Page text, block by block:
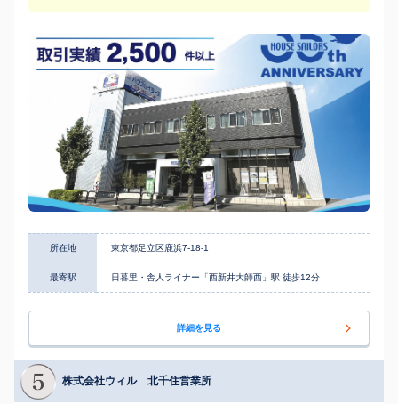
所在地 東京都足立区鹿浜7-18-1
最寄駅 日暮里・舎人ライナー「西新井大師西」駅 徒歩12分
詳細を見る
株式会社ウィル 北千住営業所